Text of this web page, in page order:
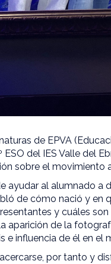
de EPVA
ESO del IES Valle del
sobre el movimiento
ayudar al alumnado a
de cómo nació y en
y cuáles
aparición de la
e influencia de él en el
por tanto y